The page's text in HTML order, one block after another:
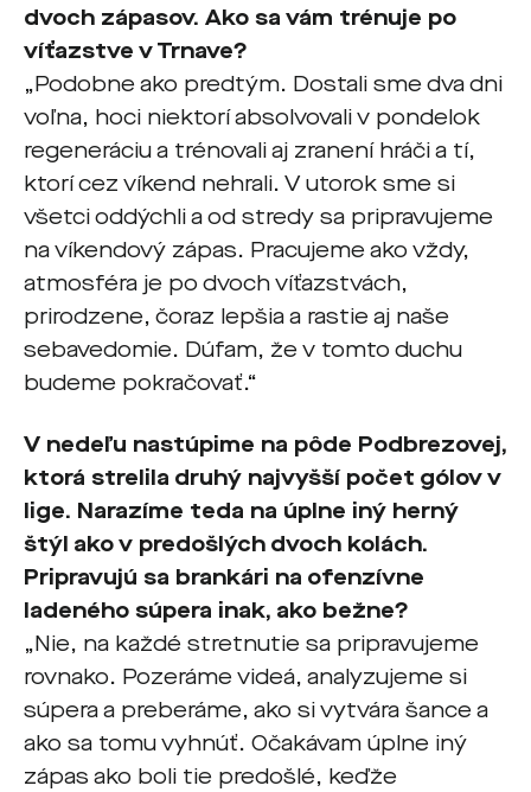
dvoch zápasov. Ako sa vám trénuje po
víťazstve v Trnave?
„Podobne ako predtým. Dostali sme dva dni
voľna, hoci niektorí absolvovali v pondelok
regeneráciu a trénovali aj zranení hráči a tí,
ktorí cez víkend nehrali. V utorok sme si
všetci oddýchli a od stredy sa pripravujeme
na víkendový zápas. Pracujeme ako vždy,
atmosféra je po dvoch víťazstvách,
prirodzene, čoraz lepšia a rastie aj naše
sebavedomie. Dúfam, že v tomto duchu
budeme pokračovať.“
V nedeľu nastúpime na pôde Podbrezovej,
ktorá strelila druhý najvyšší počet gólov v
lige. Narazíme teda na úplne iný herný
štýl ako v predošlých dvoch kolách.
Pripravujú sa brankári na ofenzívne
ladeného súpera inak, ako bežne?
„Nie, na každé stretnutie sa pripravujeme
rovnako. Pozeráme videá, analyzujeme si
súpera a preberáme, ako si vytvára šance a
ako sa tomu vyhnúť. Očakávam úplne iný
zápas ako boli tie predošlé, keďže